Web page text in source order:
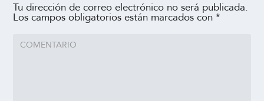
Tu dirección de correo electrónico no será publicada.
Los campos obligatorios están marcados con*